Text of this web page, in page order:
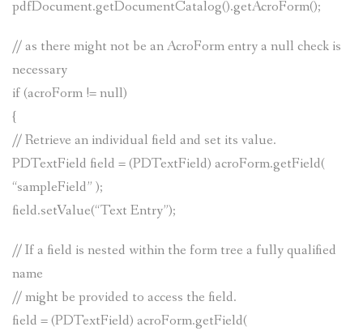
pdfDocument.getDocumentCatalog().getAcroForm();
// as there might not be an AcroForm entry a null check is
necessary
if (acroForm != null)
{
// Retrieve an individual field and set its value.
PDTextField field = (PDTextField) acroForm.getField(
“sampleField” );
field.setValue(“Text Entry”);
// If a field is nested within the form tree a fully qualified
name
// might be provided to access the field.
field = (PDTextField) acroForm.getField(